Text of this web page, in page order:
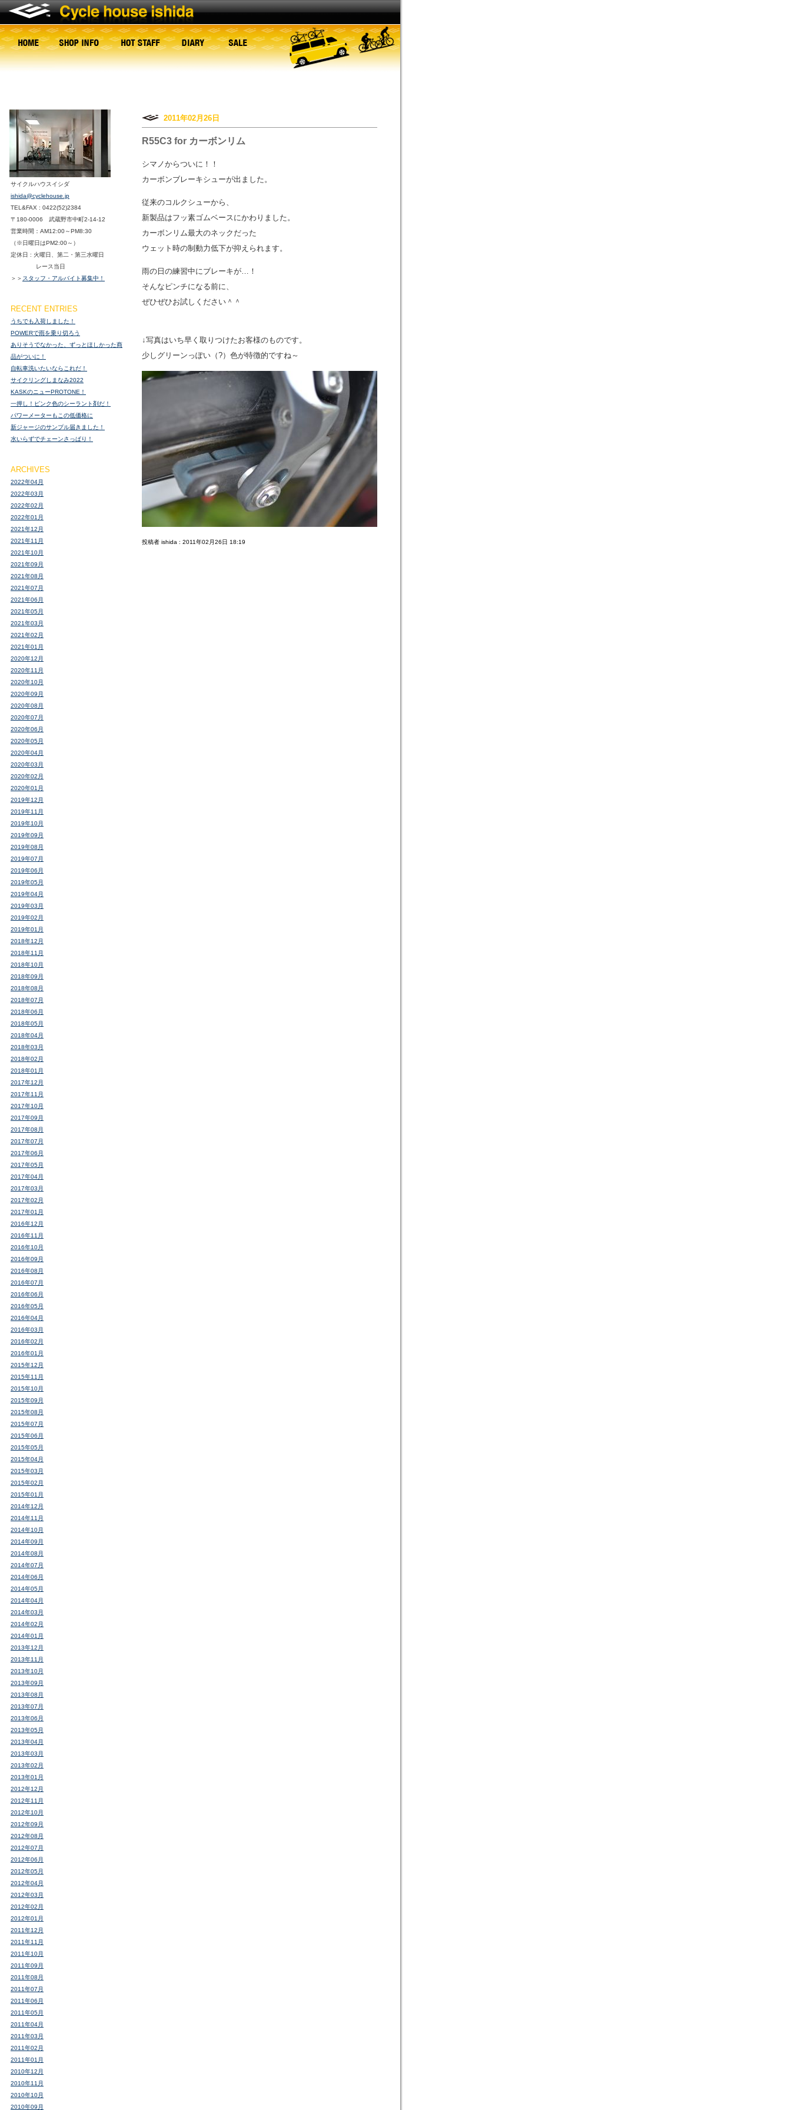
2011年02月26日
R55C3 for カーボンリム
シマノからついに！！
カーボンブレーキシューが出ました。
従来のコルクシューから、
新製品はフッ素ゴムベースにかわりました。
カーボンリム最大のネックだった
ウェット時の制動力低下が抑えられます。
雨の日の練習中にブレーキが…！
そんなピンチになる前に、
ぜひぜひお試しください＾＾
↓写真はいち早く取りつけたお客様のものです。
少しグリーンっぽい（?）色が特徴的ですね～
投稿者 ishida : 2011年02月26日 18:19
サイクルハウスイシダ
ishida@cyclehouse.jp
TEL&FAX : 0422(52)2384
〒180-0006 武蔵野市中町2-14-12
営業時間：AM12:00～PM8:30
（※日曜日はPM2:00～）
定休日 : 火曜日、第二・第三水曜日
レース当日
＞＞ スタッフ・アルバイト募集中！
RECENT ENTRIES
うちでも入荷しました！
POWERで雨を乗り切ろう
ありそうでなかった、ずっとほしかった商
品がついに！
自転車洗いたいならこれだ！
サイクリングしまなみ2022
KASKのニューPROTONE！
一押し！ピンク色のシーラント剤だ！
パワーメーターもこの低価格に
新ジャージのサンプル届きました！
水いらずでチェーンさっぱり！
ARCHIVES
2022年04月
2022年03月
2022年02月
2022年01月
2021年12月
2021年11月
2021年10月
2021年09月
2021年08月
2021年07月
2021年06月
2021年05月
2021年03月
2021年02月
2021年01月
2020年12月
2020年11月
2020年10月
2020年09月
2020年08月
2020年07月
2020年06月
2020年05月
2020年04月
2020年03月
2020年02月
2020年01月
2019年12月
2019年11月
2019年10月
2019年09月
2019年08月
2019年07月
2019年06月
2019年05月
2019年04月
2019年03月
2019年02月
2019年01月
2018年12月
2018年11月
2018年10月
2018年09月
2018年08月
2018年07月
2018年06月
2018年05月
2018年04月
2018年03月
2018年02月
2018年01月
2017年12月
2017年11月
2017年10月
2017年09月
2017年08月
2017年07月
2017年06月
2017年05月
2017年04月
2017年03月
2017年02月
2017年01月
2016年12月
2016年11月
2016年10月
2016年09月
2016年08月
2016年07月
2016年06月
2016年05月
2016年04月
2016年03月
2016年02月
2016年01月
2015年12月
2015年11月
2015年10月
2015年09月
2015年08月
2015年07月
2015年06月
2015年05月
2015年04月
2015年03月
2015年02月
2015年01月
2014年12月
2014年11月
2014年10月
2014年09月
2014年08月
2014年07月
2014年06月
2014年05月
2014年04月
2014年03月
2014年02月
2014年01月
2013年12月
2013年11月
2013年10月
2013年09月
2013年08月
2013年07月
2013年06月
2013年05月
2013年04月
2013年03月
2013年02月
2013年01月
2012年12月
2012年11月
2012年10月
2012年09月
2012年08月
2012年07月
2012年06月
2012年05月
2012年04月
2012年03月
2012年02月
2012年01月
2011年12月
2011年11月
2011年10月
2011年09月
2011年08月
2011年07月
2011年06月
2011年05月
2011年04月
2011年03月
2011年02月
2011年01月
2010年12月
2010年11月
2010年10月
2010年09月